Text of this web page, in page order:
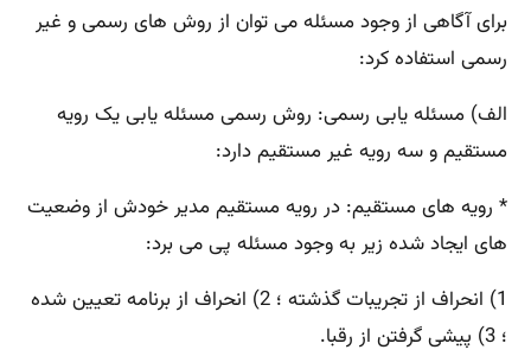
برای آگاهی از وجود مسئله می توان از روش های رسمی و غیر
رسمی استفاده کرد:
الف) مسئله یابی رسمی: روش رسمی مسئله یابی یک رویه
مستقیم و سه رویه غیر مستقیم دارد:
* رویه های مستقیم: در رویه مستقیم مدیر خودش از وضعیت
های ایجاد شده زیر به وجود مسئله پی می برد:
1) انحراف از تجریبات گذشته ؛ 2) انحراف از برنامه تعیین شده
؛ 3) پیشی گرفتن از رقبا.